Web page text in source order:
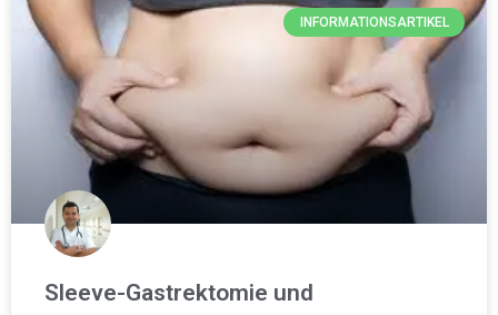
INFORMATIONSARTIKEL
Sleeve-Gastrektomie und